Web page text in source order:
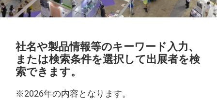
社名や製品情報等のキーワード入力、
または検索条件を選択して出展者を検
索できます。
※2026年の内容となります。